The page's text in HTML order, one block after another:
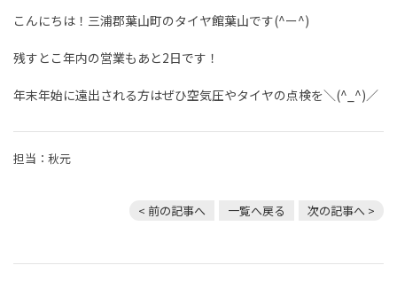
こんにちは！三浦郡葉山町のタイヤ館葉山です(^ー^)
残すとこ年内の営業もあと2日です！
年末年始に遠出される方はぜひ空気圧やタイヤの点検を＼(^_^)／
担当：秋元
< 前の記事へ 一覧へ戻る 次の記事へ >